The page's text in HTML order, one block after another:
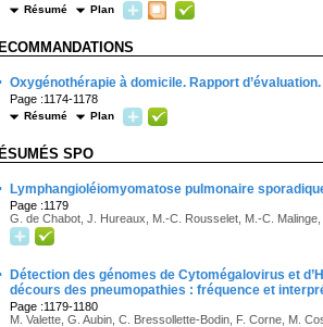
Résumé Plan
Oxygénothérapie à domicile. Rapport
Page :1174-1178
Résumé Plan
SPO
Lymphangioléiomyomatose pulmonaire
Page :1179
G. de Chabot, J. Hureaux, M.-C. Rousselet, M.-C.
Détection des génomes de Cytomégalovirus et
décours des pneumopathies : fréquence et
Page :1179-1180
M. Valette, G. Aubin, C. Bressollette-Bodin, F. Corne, M.